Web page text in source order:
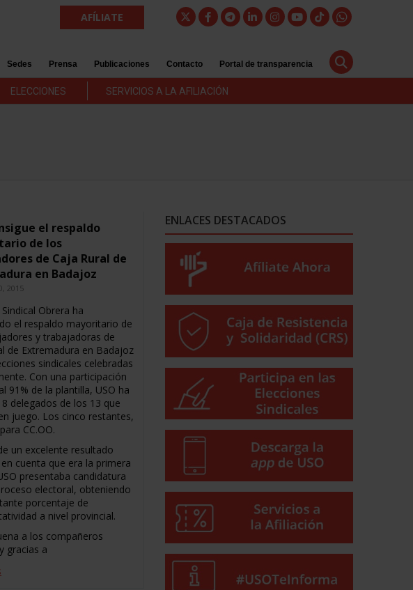
AFÍLIATE
Sedes Prensa Publicaciones Contacto Portal de transparencia
ELECCIONES SERVICIOS A LA AFILIACIÓN
el respaldo
de los
de Caja Rural de
en Badajoz
2015
Obrera ha
el respaldo mayoritario de
y trabajadoras de
de Extremadura en Badajoz
sindicales celebradas
Con una participación
91% de la plantilla, USO ha
delegados de los 13 que
juego. Los cinco restantes,
CC.OO.
un excelente resultado
cuenta que era la primera
presentaba candidatura
electoral, obteniendo
porcentaje de
a nivel provincial.
a los compañeros
gracias a
ENLACES DESTACADOS